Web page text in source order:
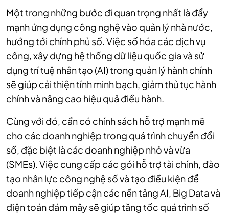
Một trong những bước đi quan trọng nhất là đẩy
mạnh ứng dụng công nghệ vào quản lý nhà nước,
hướng tới chính phủ số. Việc số hóa các dịch vụ
công, xây dựng hệ thống dữ liệu quốc gia và sử
dụng trí tuệ nhân tạo (AI) trong quản lý hành chính
sẽ giúp cải thiện tính minh bạch, giảm thủ tục hành
chính và nâng cao hiệu quả điều hành.
Cùng với đó, cần có chính sách hỗ trợ mạnh mẽ
cho các doanh nghiệp trong quá trình chuyển đổi
số, đặc biệt là các doanh nghiệp nhỏ và vừa
(SMEs). Việc cung cấp các gói hỗ trợ tài chính, đào
tạo nhân lực công nghệ số và tạo điều kiện để
doanh nghiệp tiếp cận các nền tảng AI, Big Data và
điện toán đám mây sẽ giúp tăng tốc quá trình số